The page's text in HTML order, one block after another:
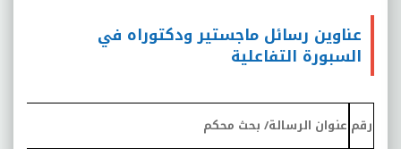
عناوين رسائل ماجستير ودكتوراه في
السبورة التفاعلية
رقم عنوان الرسالة/ بحث محكم